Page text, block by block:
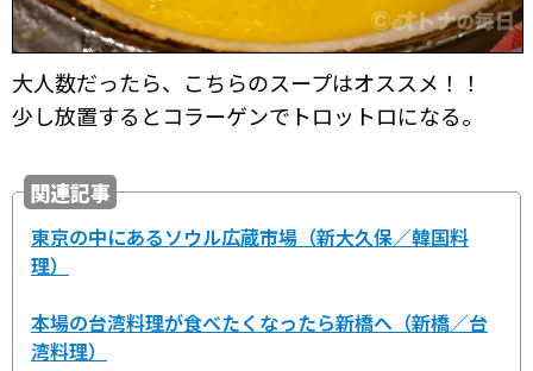
大人数だったら、こちらのスープはオススメ！！
少し放置するとコラーゲンでトロットロになる。
関連記事
東京の中にあるソウル広蔵市場（新大久保／韓国料
理）
本場の台湾料理が食べたくなったら新橋へ（新橋／台
湾料理）